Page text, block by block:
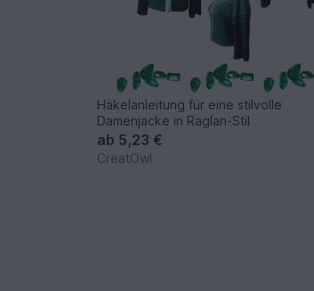
Häkelanleitung für eine stilvolle
Damenjacke in Raglan-Stil
ab 5,23 €
CreatOwl